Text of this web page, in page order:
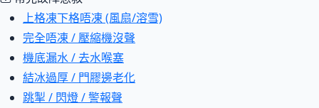
上格凍下格唔凍 (風扇/溶雪)
完全唔凍 / 壓縮機沒聲
機底漏水 / 去水喉塞
結冰過厚 / 門膠邊老化
跳掣 / 閃燈 / 警報聲